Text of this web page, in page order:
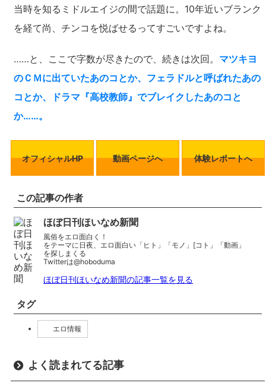
当時を知るミドルエイジの間で話題に。10年近いブランク
を経て尚、チンコを悦ばせるってすごいですよね。
……と、ここで字数が尽きたので、続きは次回。 マツキヨ
のＣＭに出ていたあのコとか、フェラドルと呼ばれたあの
コとか、ドラマ『高校教師』でブレイクしたあのコと
か……。
オフィシャルHP 動画ページへ 体験レポートへ
この記事の作者
ほぼ日刊ほいなめ新聞
風俗をエロ面白く！
をテーマに日夜、エロ面白い「ヒト」「モノ」[コト」「動画」
を探しまくる
Twitterは@hoboduma
ほぼ日刊ほいなめ新聞の記事一覧を見る
タグ
エロ情報
よく読まれてる記事